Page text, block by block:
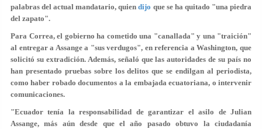
palabras del actual mandatario, quiendijo que se ha quitado "una piedra
del zapato".
Para Correa, el gobierno ha cometido una "canallada" y una "traición"
al entregar a Assange a "sus verdugos", en referencia a Washington, que
solicitó su extradición. Además, señaló que las autoridades de su país no
han presentado pruebas sobre los delitos que se endilgan al periodista,
como haber robado documentos a la embajada ecuatoriana, o intervenir
comunicaciones.
"Ecuador tenía la responsabilidad de garantizar el asilo de Julian
Assange, más aún desde que el año pasado obtuvo la ciudadanía